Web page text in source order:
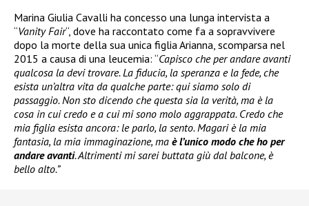
Marina Giulia Cavalli ha concesso una lunga intervista a
“Vanity Fair“, dove ha raccontato come fa a sopravvivere
dopo la morte della sua unica figlia Arianna, scomparsa nel
2015 a causa di una leucemia: “Capisco che per andare avanti
qualcosa la devi trovare. La fiducia, la speranza e la fede, che
esista un’altra vita da qualche parte: qui siamo solo di
passaggio. Non sto dicendo che questa sia la verità, ma è la
cosa in cui credo e a cui mi sono molo aggrappata. Credo che
mia figlia esista ancora: le parlo, la sento. Magari è la mia
fantasia, la mia immaginazione, ma è l’unico modo che ho per
andare avanti. Altrimenti mi sarei buttata giù dal balcone, è
bello alto.”